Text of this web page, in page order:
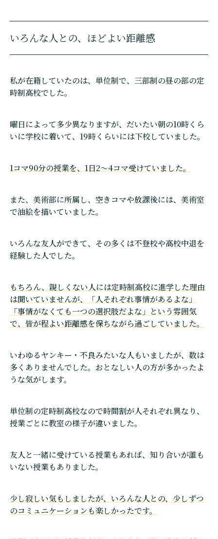
いろんな人との、ほどよい距離感
私が在籍していたのは、単位制で、三部制の昼の部の定
時制高校でした。
曜日によって多少異なりますが、だいたい朝の10時くら
いに学校に着いて、19時くらいには下校していました。
1コマ90分の授業を、1日2～4コマ受けていました。
また、美術部に所属し、空きコマや放課後には、美術室
で油絵を描いていました。
いろんな友人ができて、その多くは不登校や高校中退を
経験した人でした。
もちろん、親しくない人には定時制高校に進学した理由
は聞いていませんが、「人それぞれ事情があるよな」
「事情がなくても一つの選択肢だよな」という雰囲気
で、皆が程よい距離感を保ちながら過ごしていました。
いわゆるヤンキー・不良みたいな人もいましたが、数は
多くありませんでした。おとなしい人の方が多かったよ
うな気がします。
単位制の定時制高校なので時間割が人それぞれ異なり、
授業ごとに教室の様子が違いました。
友人と一緒に受けている授業もあれば、知り合いが誰も
いない授業もありました。
少し寂しい気もしましたが、いろんな人との、少しずつ
のコミュニケーションも楽しかったです。